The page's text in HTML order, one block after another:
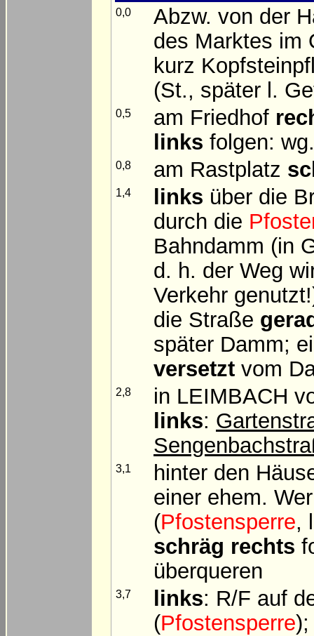
0,0
Abzw. von der
des Marktes im
kurz
(St., später l.
0,5 am Friedhof
links folgen:
0,8 am Rastplatz
1,4 links über die
durch die
Bahndamm (in
d. h. der Weg
Verkehr
die Straße
später Damm;
versetzt vom
2,8
in LEIMBACH
links:
3,1
hinter den
einer ehem.
(Pfostensperre,
schräg rechts
überqueren
3,7 links: R/F auf
(Pfostensperre);